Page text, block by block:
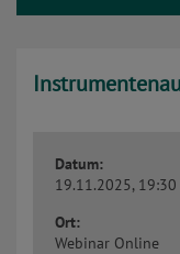
Datum:
19.11.2025,
Ort:
Webinar Online